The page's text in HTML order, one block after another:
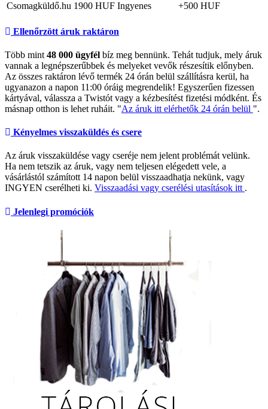
Csomagküldő.hu 1900 HUF Ingyenes +500 HUF
Ellenőrzött áruk raktáron
Több mint 48 000 ügyfél bíz meg bennünk. Tehát tudjuk, mely áruk
vannak a legnépszerűbbek és melyeket vevők részesítik előnyben.
Az összes raktáron lévő termék 24 órán belül szállításra kerül, ha
ugyanazon a napon 11:00 óráig megrendelik! Egyszerűen fizessen
kártyával, válassza a Twistót vagy a kézbesítést fizetési módként. És
másnap otthon is lehet ruháit. "Az áruk itt elérhetők 24 órán belül ".
Kényelmes visszaküldés és csere
Az áruk visszaküldése vagy cseréje nem jelent problémát velünk.
Ha nem tetszik az áruk, vagy nem teljesen elégedett vele, a
vásárlástól számított 14 napon belül visszaadhatja nekünk, vagy
INGYEN cserélheti ki. Visszaadási vagy cserélési utasítások itt .
Jelenlegi promóciók